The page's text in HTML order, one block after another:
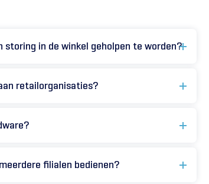
in de winkel geholpen te worden?
retailorganisaties?
filialen bedienen?